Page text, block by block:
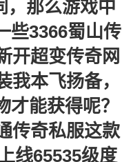
，那么游戏中
些3366蜀山传
开超变传奇网
本飞扬备，
能获得呢？
传奇私服这款
线65535级度